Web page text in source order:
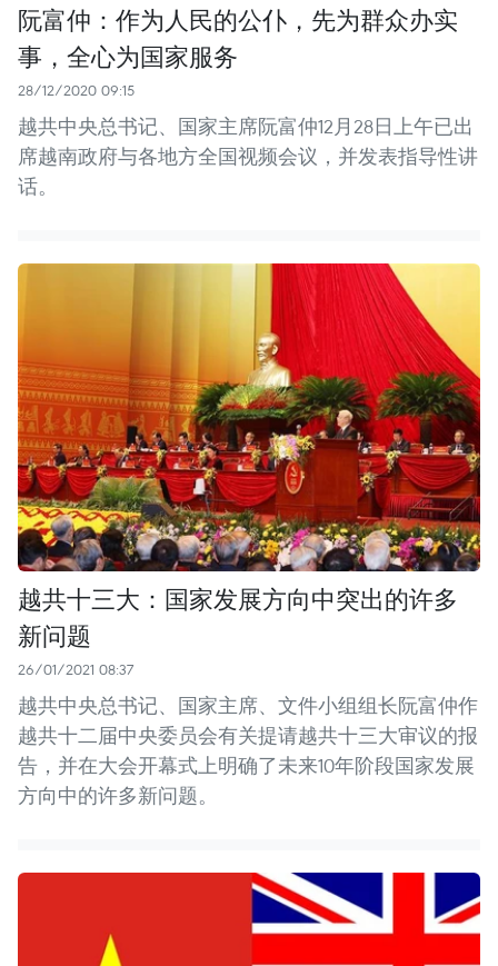
阮富仲：作为人民的公仆，先为群众办实
事，全心为国家服务
28/12/2020 09:15
越共中央总书记、国家主席阮富仲12月28日上午已出
席越南政府与各地方全国视频会议，并发表指导性讲
话。
越共十三大：国家发展方向中突出的许多
新问题
26/01/2021 08:37
越共中央总书记、国家主席、文件小组组长阮富仲作
越共十二届中央委员会有关提请越共十三大审议的报
告，并在大会开幕式上明确了未来10年阶段国家发展
方向中的许多新问题。